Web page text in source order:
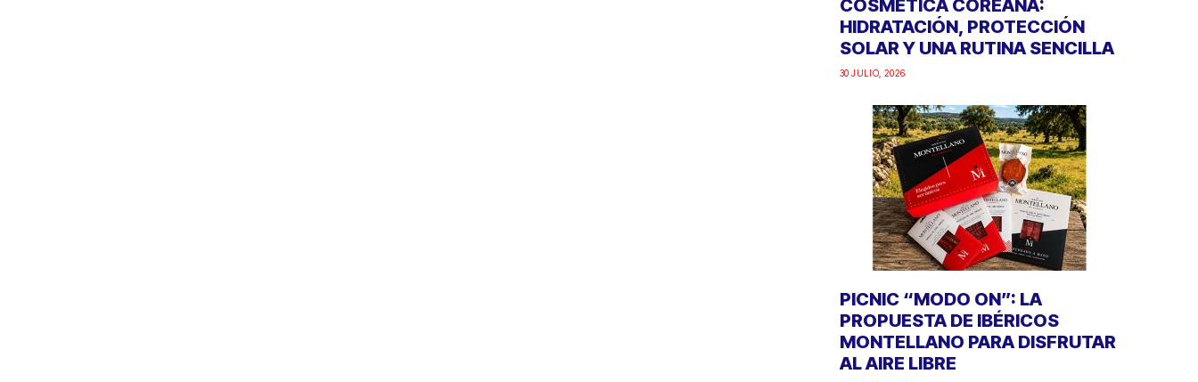
COSMÉTICA COREANA:
HIDRATACIÓN, PROTECCIÓN
SOLAR Y UNA RUTINA SENCILLA
30 JULIO, 2026
PICNIC “MODO ON”: LA
PROPUESTA DE IBÉRICOS
MONTELLANO PARA DISFRUTAR
AL AIRE LIBRE